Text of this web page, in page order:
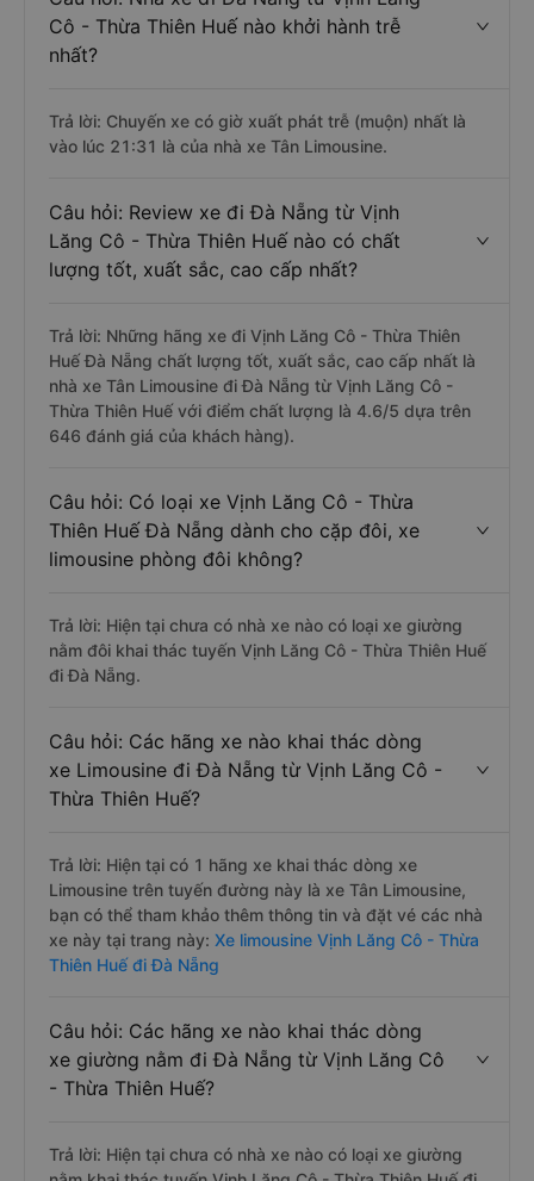
Cô - Thừa Thiên Huế nào khởi hành trễ
nhất?
Trả lời: Chuyến xe có giờ xuất phát trễ (muộn) nhất là
vào lúc 21:31 là của nhà xe Tân Limousine.
Câu hỏi: Review xe đi Đà Nẵng từ Vịnh
Lăng Cô - Thừa Thiên Huế nào có chất
lượng tốt, xuất sắc, cao cấp nhất?
Trả lời: Những hãng xe đi Vịnh Lăng Cô - Thừa Thiên
Huế Đà Nẵng chất lượng tốt, xuất sắc, cao cấp nhất là
nhà xe Tân Limousine đi Đà Nẵng từ Vịnh Lăng Cô -
Thừa Thiên Huế với điểm chất lượng là 4.6/5 dựa trên
646 đánh giá của khách hàng).
Câu hỏi: Có loại xe Vịnh Lăng Cô - Thừa
Thiên Huế Đà Nẵng dành cho cặp đôi, xe
limousine phòng đôi không?
Trả lời: Hiện tại chưa có nhà xe nào có loại xe giường
nằm đôi khai thác tuyến Vịnh Lăng Cô - Thừa Thiên Huế
đi Đà Nẵng.
Câu hỏi: Các hãng xe nào khai thác dòng
xe Limousine đi Đà Nẵng từ Vịnh Lăng Cô -
Thừa Thiên Huế?
Trả lời: Hiện tại có 1 hãng xe khai thác dòng xe
Limousine trên tuyến đường này là xe Tân Limousine,
bạn có thể tham khảo thêm thông tin và đặt vé các nhà
xe này tại trang này: Xe limousine Vịnh Lăng Cô - Thừa
Thiên Huế đi Đà Nẵng
Câu hỏi: Các hãng xe nào khai thác dòng
xe giường nằm đi Đà Nẵng từ Vịnh Lăng Cô
- Thừa Thiên Huế?
Trả lời: Hiện tại chưa có nhà xe nào có loại xe giường